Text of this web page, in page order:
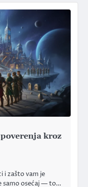
kroz
i zašto vam je
samo osećaj — to…